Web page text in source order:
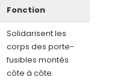
Fonction
Solidarisent les
corps des porte-
fusibles montés
côte à côte.